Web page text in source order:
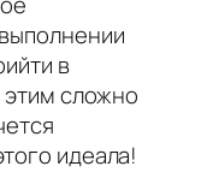
в
сложно
идеала!